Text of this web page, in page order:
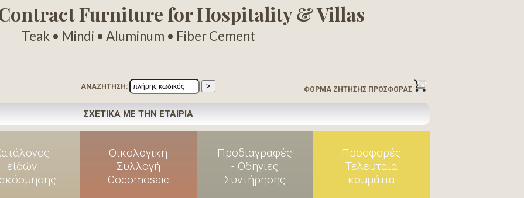
Furniture for Hospitality & Villas
Teak • Mindi • Aluminum • Fiber Cement
ΑΝΑΖΗΤΗΣΗ: ΦΟΡΜΑ ΖΗΤΗΣΗΣ ΠΡΟΣΦΟΡΑΣ
ΣΧΕΤΙΚΑ ΜΕ ΤΗΝ ΕΤΑΙΡΙΑ
είδών
Οικολογική
Συλλογή
Cocomosaic
Προδιαγραφές
- Οδηγίες
Συντήρησης
Προσφορές
Τελευταία
κομμάτια